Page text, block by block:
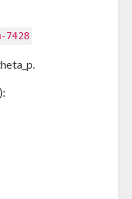
7428